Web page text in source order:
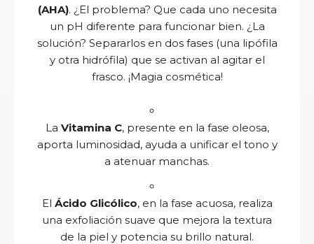
(AHA). ¿El problema? Que cada uno necesita
un pH diferente para funcionar bien. ¿La
solución? Separarlos en dos fases (una lipófila
y otra hidrófila) que se activan al agitar el
frasco. ¡Magia cosmética!
La Vitamina C, presente en la fase oleosa,
aporta luminosidad, ayuda a unificar el tono y
a atenuar manchas.
El Ácido Glicólico, en la fase acuosa, realiza
una exfoliación suave que mejora la textura
de la piel y potencia su brillo natural.